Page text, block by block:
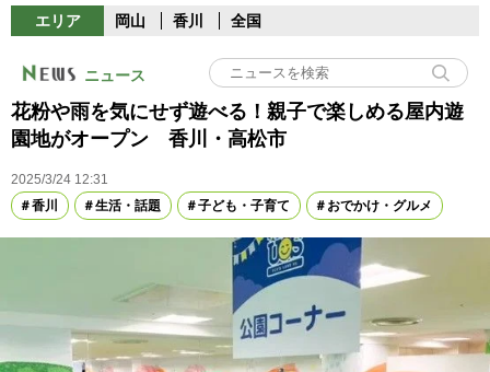
エリア 岡山 香川 全国
ニュース
花粉や雨を気にせず遊べる！親子で楽しめる屋内遊
園地がオープン 香川・高松市
2025/3/24 12:31
香川
生活・話題 子ども・子育て おでかけ・グルメ